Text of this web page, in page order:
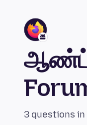
3 questions